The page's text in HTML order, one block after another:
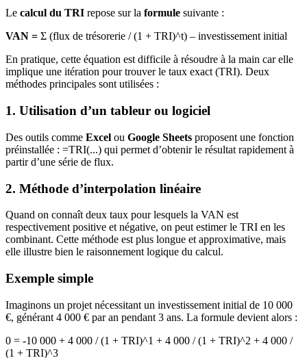
Le calcul du TRI repose sur la formule suivante :
VAN = Σ (flux de trésorerie / (1 + TRI)^t) – investissement initial
En pratique, cette équation est difficile à résoudre à la main car elle
implique une itération pour trouver le taux exact (TRI). Deux
méthodes principales sont utilisées :
1. Utilisation d’un tableur ou logiciel
Des outils comme Excel ou Google Sheets proposent une fonction
préinstallée : =TRI(...) qui permet d’obtenir le résultat rapidement à
partir d’une série de flux.
2. Méthode d’interpolation linéaire
Quand on connaît deux taux pour lesquels la VAN est
respectivement positive et négative, on peut estimer le TRI en les
combinant. Cette méthode est plus longue et approximative, mais
elle illustre bien le raisonnement logique du calcul.
Exemple simple
Imaginons un projet nécessitant un investissement initial de 10 000
€, générant 4 000 € par an pendant 3 ans. La formule devient alors :
0 = -10 000 + 4 000 / (1 + TRI)^1 + 4 000 / (1 + TRI)^2 + 4 000 /
(1 + TRI)^3